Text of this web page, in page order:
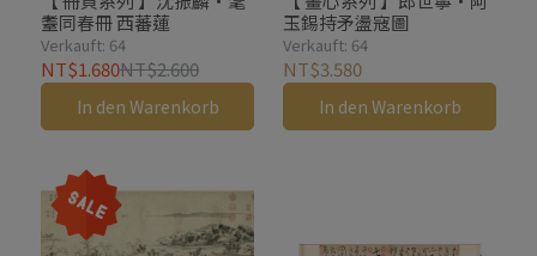
耋同春冊 西蕃蓮
Verkauft: 64
NT$1.680NT$2.600
In den Warenkorb
玉錫持矛盪寇圖
Verkauft: 64
NT$3.580
In den Warenkorb